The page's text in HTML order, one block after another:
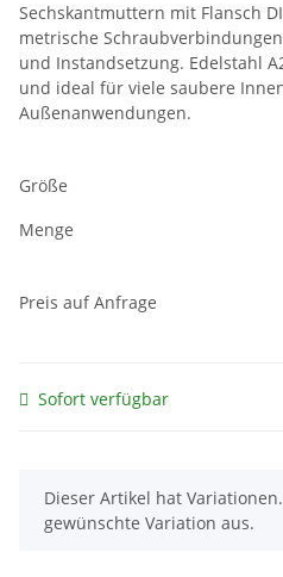
Sechskantmuttern mit Flansch
metrische
und Instandsetzung. Edelstahl
und ideal für viele saubere
Außenanwendungen.
Größe
Menge
Preis auf Anfrage
Sofort verfügbar
x
Dieser Artikel hat
gewünschte Variation aus.